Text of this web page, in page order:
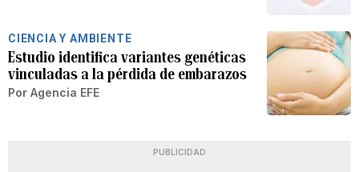
CIENCIA Y AMBIENTE
Estudio identifica variantes genéticas
vinculadas a la pérdida de embarazos
Por Agencia EFE
PUBLICIDAD